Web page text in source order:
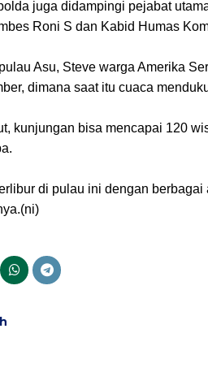
juga didampingi pejabat
Roni S dan Kabid Humas
Asu, Steve warga Amerika
dimana saat itu cuaca
kunjungan bisa mencapai 120
di pulau ini dengan